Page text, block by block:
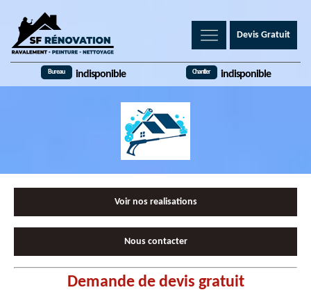
Devis Gratuit
Bureau indisponible Chantier indisponible
Voir nos realisations
Nous contacter
Demande de devis gratuit